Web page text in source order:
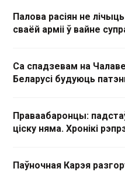
Палова расіян не
сваёй арміі ў вайне
Са спадзевам на
Беларусі будуюць
Праваабаронцы:
ціску няма. Хронікі
Паўночная Карэя